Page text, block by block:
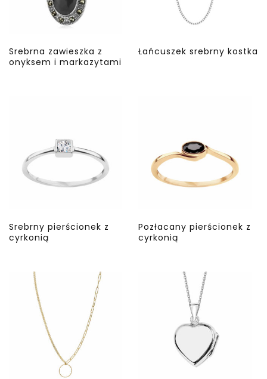
Srebrna zawieszka z
onyksem i markazytami
Łańcuszek srebrny kostka
Srebrny pierścionek z
cyrkonią
Pozłacany pierścionek z
cyrkonią